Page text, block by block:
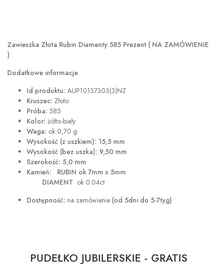
Zawieszka Złota Rubin Diamenty 585 Prezent ( NA ZAMÓWIENIE
)
Dodatkowe informacje
Id produktu: AUP10137303(3)NZ
Kruszec: Złoto
Próba: 585
Kolor: żółto-biały
Waga: ok 0,70 g
Wysokość (z uszkiem): 15,5 mm
Wysokość (bez uszka): 9,50 mm
Szerokość: 5,0 mm
Kamień: RUBIN ok 7mm x 5mm
DIAMENT ok 0.04ct
Dostępność: na zamówienie (od 5dni do 5-7tyg)
PUDEŁKO JUBILERSKIE - GRATIS